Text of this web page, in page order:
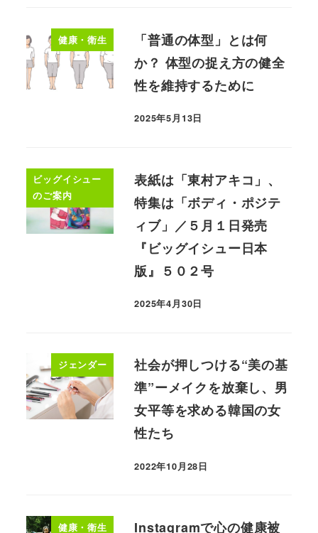
健康・衛生
「普通の体型」とは何
か？ 体型の捉え方の健全
性を維持するために
2025年5月13日
ビッグイシュー
のご案内
表紙は「東村アキコ」、
特集は「ボディ・ポジテ
ィブ」／５月１日発売
『ビッグイシュー日本
版』５０２号
2025年4月30日
ジェンダー
社会が押しつける“美の基
準”ーメイクを放棄し、男
女平等を求める韓国の女
性たち
2022年10月28日
健康・衛生 Instagramで心の健康被